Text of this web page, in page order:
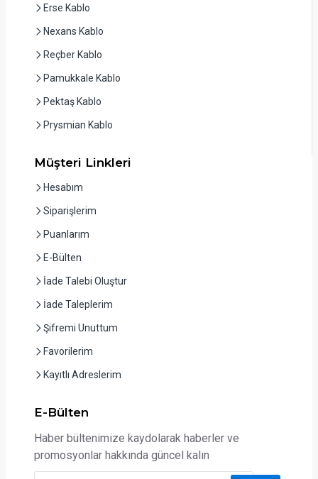
Erse Kablo
Nexans Kablo
Reçber Kablo
Pamukkale Kablo
Pektaş Kablo
Prysmian Kablo
Müşteri Linkleri
Hesabım
Siparişlerim
Puanlarım
E-Bülten
İade Talebi Oluştur
İade Taleplerim
Şifremi Unuttum
Favorilerim
Kayıtlı Adreslerim
E-Bülten
Haber bültenimize kaydolarak haberler ve
promosyonlar hakkında güncel kalın